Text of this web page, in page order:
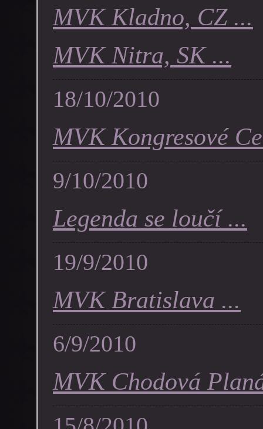
MVK Kladno, CZ ...
MVK Nitra, SK ...
18/10/2010
MVK Kongresové
9/10/2010
Legenda se loučí ...
19/9/2010
MVK Bratislava ...
6/9/2010
MVK Chodová